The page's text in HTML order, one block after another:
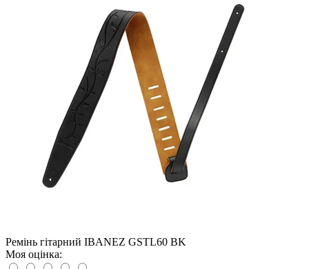
Ремінь гітарний IBANEZ GSTL60 BK
Моя оцінка: